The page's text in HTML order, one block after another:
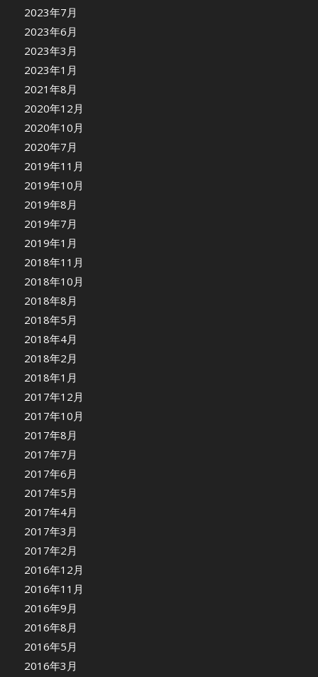
2023年7月
2023年6月
2023年3月
2023年1月
2021年8月
2020年12月
2020年10月
2020年7月
2019年11月
2019年10月
2019年8月
2019年7月
2019年1月
2018年11月
2018年10月
2018年8月
2018年5月
2018年4月
2018年2月
2018年1月
2017年12月
2017年10月
2017年8月
2017年7月
2017年6月
2017年5月
2017年4月
2017年3月
2017年2月
2016年12月
2016年11月
2016年9月
2016年8月
2016年5月
2016年3月